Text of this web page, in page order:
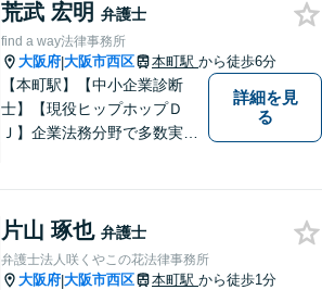
い！
荒武 宏明 弁護士
find a way法律事務所
大阪府|大阪市西区 本町駅 から徒歩6分
【本町駅】【中小企業診断
士】【現役ヒップホップＤ
Ｊ】企業法務分野で多数実績
営面も考慮した助言 。【Zoo
m相談可】
詳細を見
る
片山 琢也 弁護士
弁護士法人咲くやこの花法律事務所
大阪府|大阪市西区 本町駅 から徒歩1分